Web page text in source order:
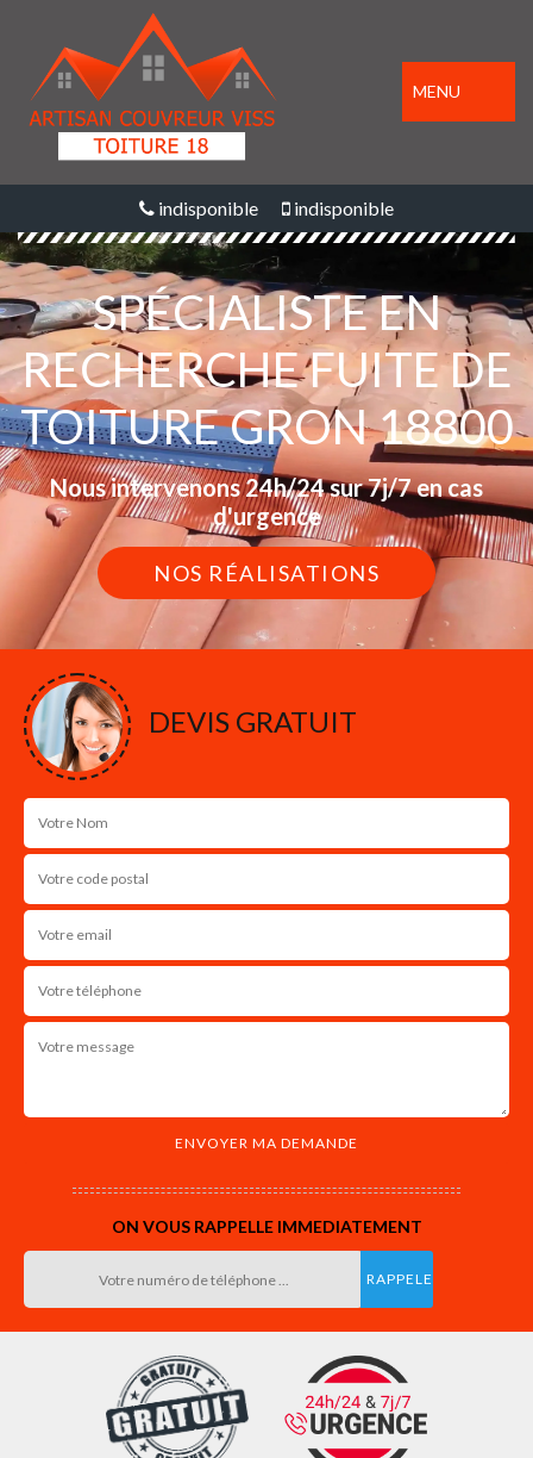
MENU
indisponible indisponible
SPÉCIALISTE EN
RECHERCHE FUITE DE
TOITURE GRON 18800
Nous intervenons 24h/24 sur 7j/7 en cas
d'urgence
NOS RÉALISATIONS
DEVIS GRATUIT
ON VOUS RAPPELLE IMMEDIATEMENT